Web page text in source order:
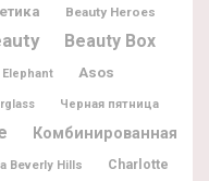
Beauty Heroes
Beauty Box
Elephant Asos
Черная пятница
Комбинированная
Beverly Hills
Charlotte